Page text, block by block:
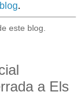
.
este blog.
a Els